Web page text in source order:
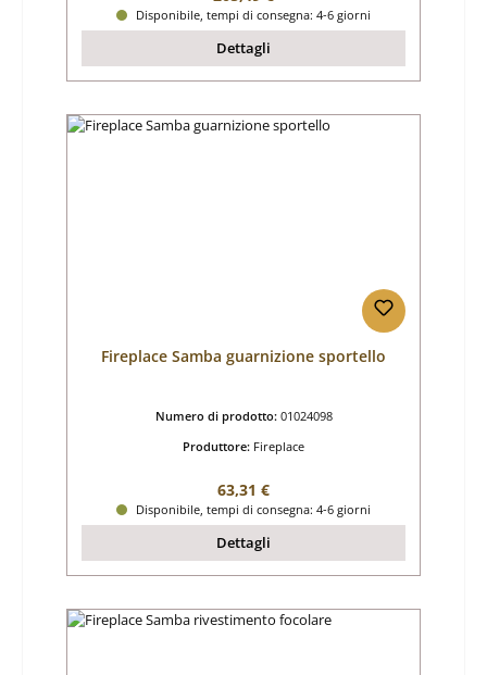
Disponibile, tempi di consegna: 4-6 giorni
Dettagli
Fireplace Samba guarnizione sportello
Numero di prodotto: 01024098
Produttore: Fireplace
Prezzo normale:
63,31 €
Disponibile, tempi di consegna: 4-6 giorni
Dettagli